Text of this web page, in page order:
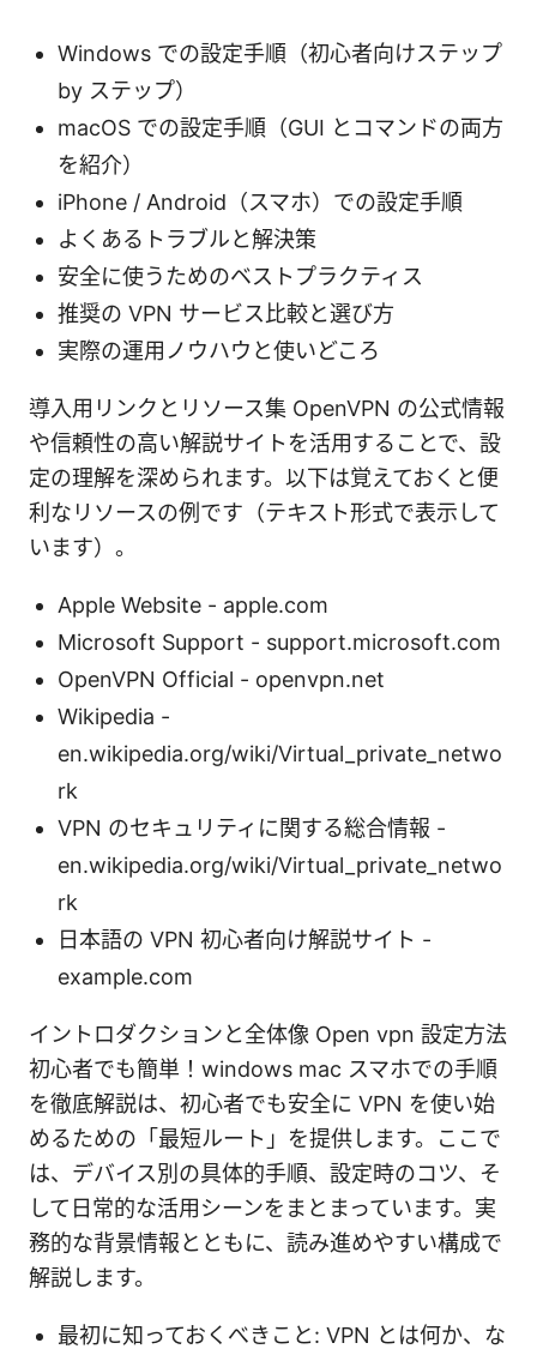
Windows での設定手順（初心者向けステップ
by ステップ）
macOS での設定手順（GUI とコマンドの両方
を紹介）
iPhone / Android（スマホ）での設定手順
よくあるトラブルと解決策
安全に使うためのベストプラクティス
推奨の VPN サービス比較と選び方
実際の運用ノウハウと使いどころ
導入用リンクとリソース集 OpenVPN の公式情報
や信頼性の高い解説サイトを活用することで、設
定の理解を深められます。以下は覚えておくと便
利なリソースの例です（テキスト形式で表示して
います）。
Apple Website - apple.com
Microsoft Support - support.microsoft.com
OpenVPN Official - openvpn.net
Wikipedia -
en.wikipedia.org/wiki/Virtual_private_netwo
rk
VPN のセキュリティに関する総合情報 -
en.wikipedia.org/wiki/Virtual_private_netwo
rk
日本語の VPN 初心者向け解説サイト -
example.com
イントロダクションと全体像 Open vpn 設定方法
初心者でも簡単！windows mac スマホでの手順
を徹底解説は、初心者でも安全に VPN を使い始
めるための「最短ルート」を提供します。ここで
は、デバイス別の具体的手順、設定時のコツ、そ
して日常的な活用シーンをまとまっています。実
務的な背景情報とともに、読み進めやすい構成で
解説します。
最初に知っておくべきこと: VPN とは何か、な